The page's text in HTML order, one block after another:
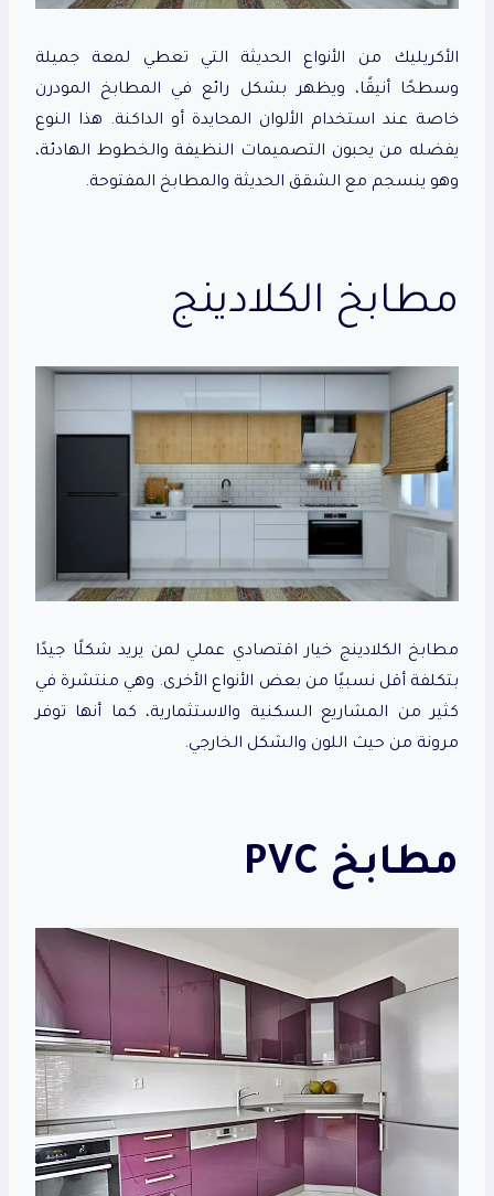
الأكريليك من الأنواع الحديثة التي تعطي لمعة جميلة
وسطحًا أنيقًا، ويظهر بشكل رائع في المطابخ المودرن
خاصة عند استخدام الألوان المحايدة أو الداكنة. هذا النوع
يفضله من يحبون التصميمات النظيفة والخطوط الهادئة،
وهو ينسجم مع الشقق الحديثة والمطابخ المفتوحة.
مطابخ الكلادينج
مطابخ الكلادينج خيار اقتصادي عملي لمن يريد شكلًا جيدًا
بتكلفة أقل نسبيًا من بعض الأنواع الأخرى. وهي منتشرة في
كثير من المشاريع السكنية والاستثمارية، كما أنها توفر
مرونة من حيث اللون والشكل الخارجي.
مطابخ PVC